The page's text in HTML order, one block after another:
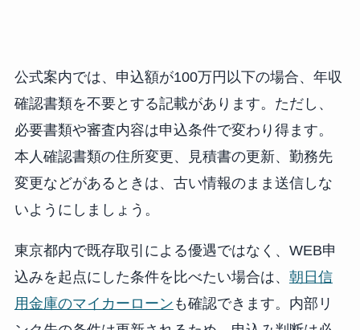
公式案内では、申込額が100万円以下の場合、年収
確認書類を不要とする記載があります。ただし、
必要書類や審査内容は申込条件で変わり得ます。
本人確認書類の住所変更、見積書の更新、勤務先
変更などがあるときは、古い情報のまま送信しな
いようにしましょう。
東京都内で既存取引による優遇ではなく、WEB申
込みを起点にした条件を比べたい場合は、 朝日信
用金庫のマイカーローン も確認できます。内部リ